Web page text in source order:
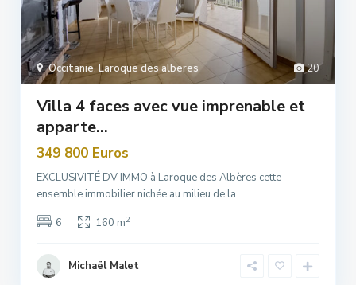
20
Occitanie,Laroque des alberes
Villa 4 faces avec vue imprenable et
apparte...
349 800 Euros
EXCLUSIVITÉ DV IMMO à Laroque des Albères cette
ensemble immobilier nichée au milieu de la...
6
160 m2
Michaël Malet